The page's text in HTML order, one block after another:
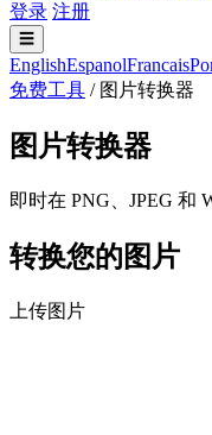
登录 注册
☰
EnglishEspanolFrancais
免费工具 / 图片转换器
图片转换器
即时在 PNG、JPEG
转换您的图片
上传图片